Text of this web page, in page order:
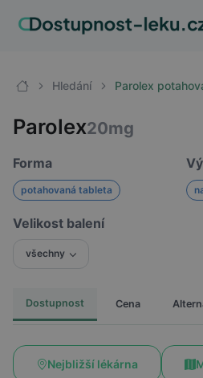
Hledání Parolex
Parolex20mg
Forma
potahovaná tableta
Velikost balení
všechny
Dostupnost Cena
Nejbližší lékárna